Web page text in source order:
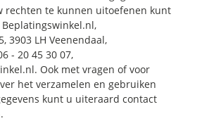
rechten te kunnen uitoefenen kunt
3903 LH Veenendaal,
- 20 45 30 07,
Ook met vragen of voor
het verzamelen en gebruiken
kunt u uiteraard contact